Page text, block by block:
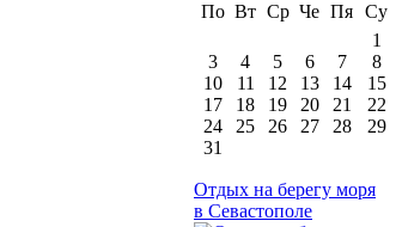
По Вт Ср Че Пя Су
1
3
4 5 6 7 8
10
11 12 13 14 15
17
18 19 20 21 22
24
25 26 27 28 29
31
Отдых на берегу моря
в Севастополе